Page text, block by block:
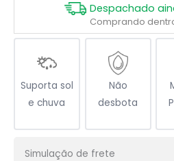
Despachado
Comprando
Suporta sol
e chuva
Não
desbota
Simulação de frete